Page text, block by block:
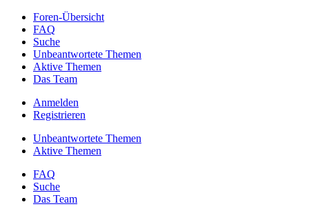
Foren-Übersicht
FAQ
Suche
Unbeantwortete Themen
Aktive Themen
Das Team
Anmelden
Registrieren
Unbeantwortete Themen
Aktive Themen
FAQ
Suche
Das Team